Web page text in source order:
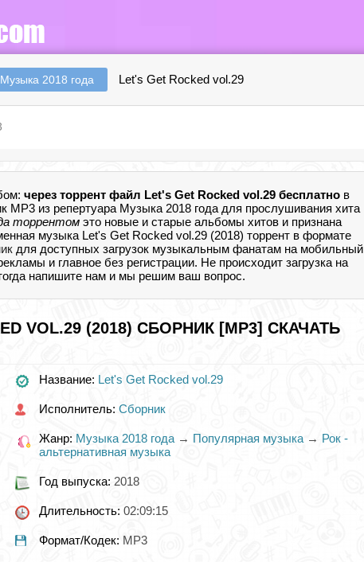
Музыка 2018 года Let's Get Rocked vol.29
через торрент файл Let's Get Rocked vol.29 бесплатно в
MP3 из репертуара Музыка 2018 года для прослушивания хита
торрентом это новые и старые альбомы хитов и признана
музыка Let's Get Rocked vol.29 (2018) торрент в формате
для доступных загрузок музыкальным фанатам на мобильный
и главное без регистрации. Не происходит загрузка на
напишите нам и мы решим ваш вопрос.
VOL.29 (2018) СБОРНИК [MP3] СКАЧАТЬ
Название: Let's Get Rocked vol.29
Исполнитель: Сборник
Жанр: Музыка 2018 года → Популярная музыка → Рок -
альтернативная музыка
Год выпуска: 2018
Длительность: 02:09:15
Формат/Кодек: MP3